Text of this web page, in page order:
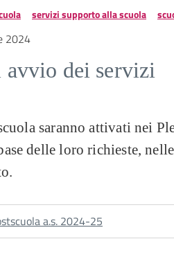
servizi supporto alla scuola
2024
avvio dei servizi
saranno attivati nei
delle loro richieste,
a.s. 2024-25